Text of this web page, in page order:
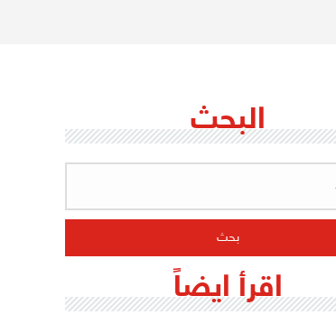
البحث
اقرأ ايضاً